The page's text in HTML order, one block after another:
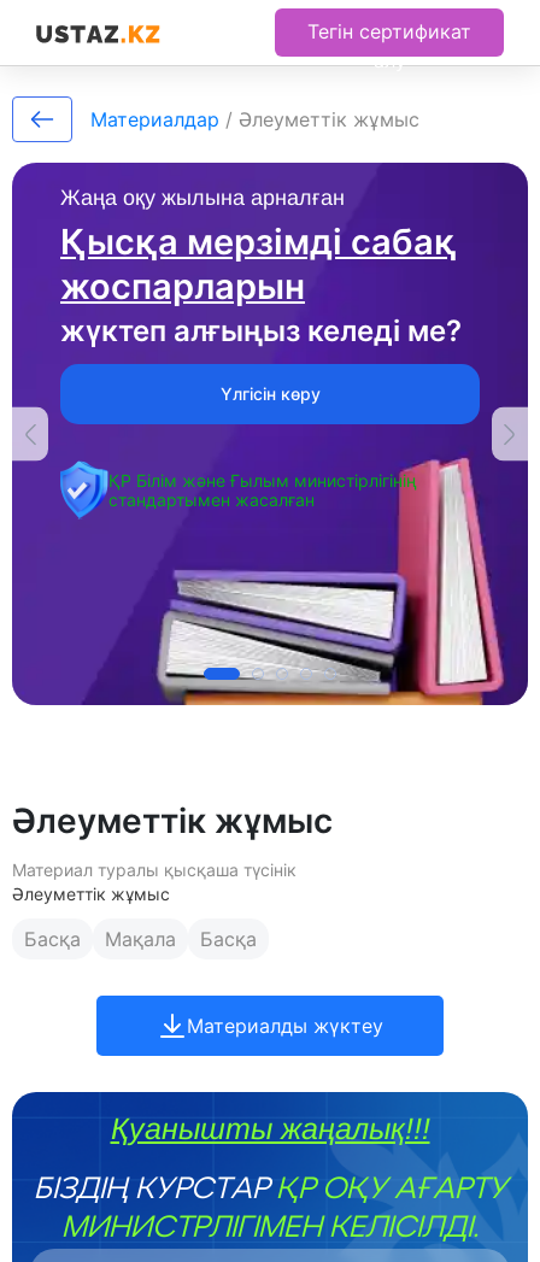
Тегін сертификат
алу
Жаңа оқу жылына арналған
Қысқа мерзімді сабақ
жоспарларын
жүктеп алғыңыз келеді ме?
Үлгісін көру
ҚР Білім және Ғылым министірлігінің
стандартымен жасалған
Материалдар / Әлеуметтік жұмыс
Әлеуметтік жұмыс
Материал туралы қысқаша түсінік
Әлеуметтік жұмыс
Басқа Мақала Басқа
Материалды жүктеу
Қуанышты жаңалық!!!
БІЗДІҢ КУРСТАРҚР ОҚУ АҒАРТУ
МИНИСТРЛІГІМЕН КЕЛІСІЛДІ.